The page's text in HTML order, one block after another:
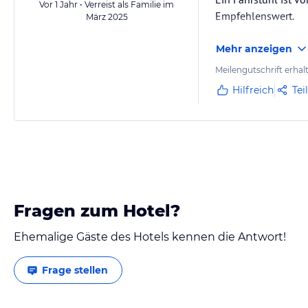
Vor 1 Jahr • Verreist als Familie im
März 2025
Empfehlenswert.
Mehr anzeigen
Meilengutschrift
Hilfreich
Fragen zum Hotel?
Ehemalige Gäste des Hotels kennen die Antwort!
Frage stellen